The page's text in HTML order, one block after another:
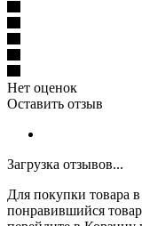
Нет оценок
Оставить отзыв
Загрузка отзывов...
Для покупки товара
понравившийся